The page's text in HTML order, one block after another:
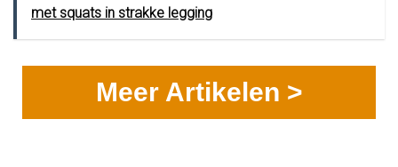
met squats in strakke legging
Meer Artikelen >